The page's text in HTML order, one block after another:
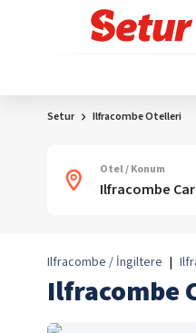
Setur Ilfracombe Otelleri
Otel / Konum
Ilfracombe / İngiltere |
Ilfracombe